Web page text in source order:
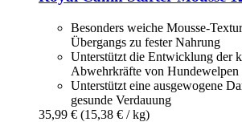
Besonders weiche Mousse-
Übergangs zu fester Nahrung
Unterstützt die Entwicklung der
Abwehrkräfte von Hundewelpen
Unterstützt eine ausgewogene
gesunde Verdauung
35,99 € (15,38 € / kg)